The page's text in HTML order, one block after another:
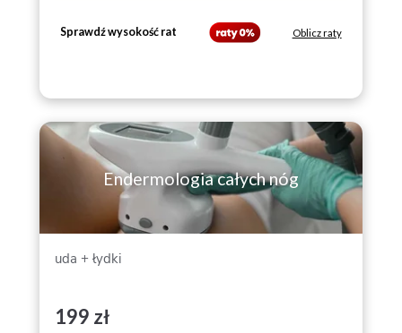
Sprawdź wysokość rat Oblicz raty
Endermologia całych nóg
uda + łydki
199 zł